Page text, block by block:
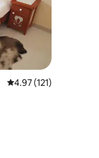
5 ರಲ್ಲಿ 4.97 ಸರಾಸರಿ
4.97 (121)